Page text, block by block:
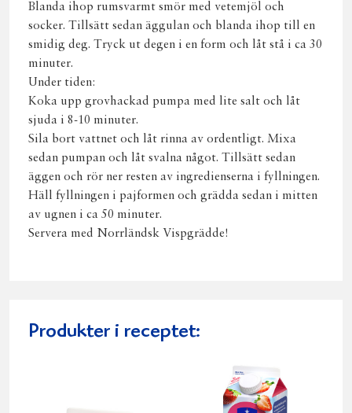
Blanda ihop rumsvarmt smör med vetemjöl och
socker. Tillsätt sedan äggulan och blanda ihop till en
smidig deg. Tryck ut degen i en form och låt stå i ca 30
minuter.
Under tiden:
Koka upp grovhackad pumpa med lite salt och låt
sjuda i 8-10 minuter.
Sila bort vattnet och låt rinna av ordentligt. Mixa
sedan pumpan och låt svalna något. Tillsätt sedan
äggen och rör ner resten av ingredienserna i fyllningen.
Häll fyllningen i pajformen och grädda sedan i mitten
av ugnen i ca 50 minuter.
Servera med Norrländsk Vispgrädde!
Produkter i receptet: